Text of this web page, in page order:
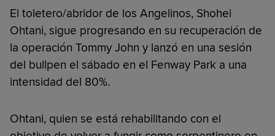
El toletero/abridor de los Angelinos, Shohei
Ohtani, sigue progresando en su recuperación de
la operación Tommy John y lanzó en una sesión
del bullpen el sábado en el Fenway Park a una
intensidad del 80%.
Ohtani, quien se está rehabilitando con el